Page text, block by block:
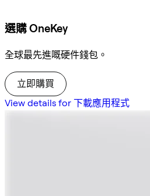
選購 OneKey
全球最先進嘅硬件錢包。
立即購買
View details for 下載應用程式